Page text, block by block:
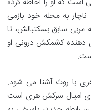
به محله خود بازمی
مربی سابق بسکتبالش، تا
دهنده کشمکش درونی او
با روث آشنا می شود.
امیال سرکش هری است